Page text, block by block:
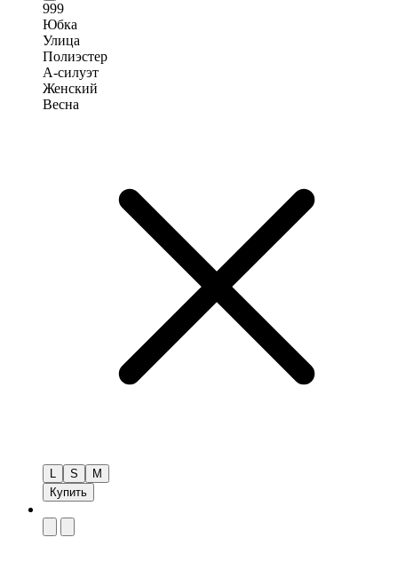
999
Юбка
Улица
Полиэстер
А-силуэт
Женский
Весна
L S
M
Купить